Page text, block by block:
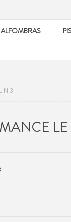
ALFOMBRAS
3